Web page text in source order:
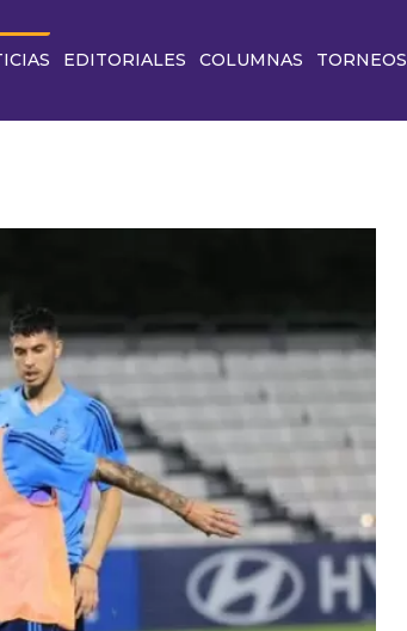
EDITORIALES COLUMNAS TORNEOS